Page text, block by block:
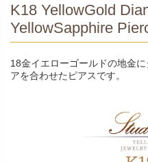
K18 YellowGold
YellowSapphire
18金イエローゴールドの地金
アを合わせたピアスです。